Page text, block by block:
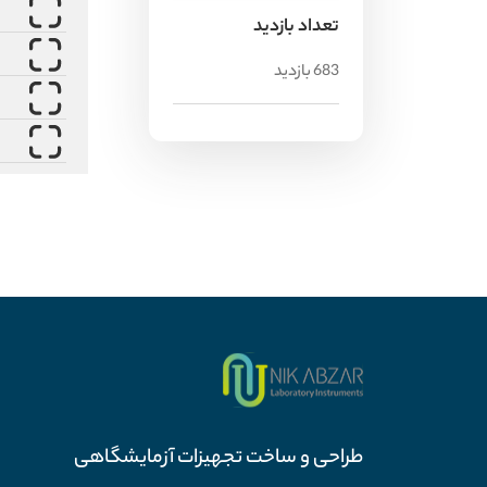
تعداد بازدید
683 بازدید
طراحی و ساخت تجهیزات آزمایشگاهی